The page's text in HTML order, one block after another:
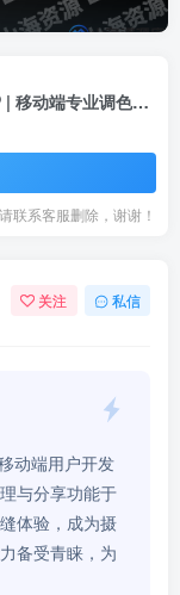
Adobe Lightroom_v11.0.1 解锁高级版APP | 移动端专业调色利器
联系客服删除，谢谢！
关注 私信
动端用户开发
与分享功能于
体验，成为摄
备受青睐，为